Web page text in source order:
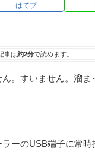
はてブ
事は約2分で読めます。
。すいません。溜ま
ーのUSB端子に常